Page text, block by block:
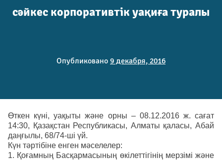
сәйкес корпоративтік уақиға туралы
Опубликовано 9 декабря, 2016
Өткен күні, уақыты және орны – 08.12.2016 ж. сағат
14:30, Қазақстан Республикасы, Алматы қаласы, Абай
даңғылы, 68/74-ші үй.
Күн тәртібіне енген мәселелер:
1. Қоғамның Басқармасының өкілеттігінің мерзімі және